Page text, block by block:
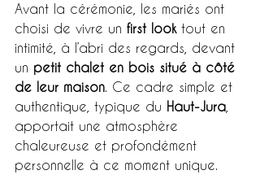
Avant la cérémonie, les mariés ont
choisi de vivre un first look tout en
intimité, à l’abri des regards, devant
un petit chalet en bois situé à côté
de leur maison. Ce cadre simple et
authentique, typique du Haut-Jura
apportait une atmosphère
chaleureuse et profondément
personnelle à ce moment unique.